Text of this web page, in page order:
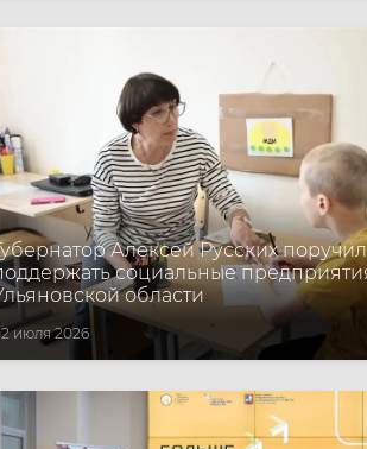
Алексей Русских поручил
социальные
области
июля 2026